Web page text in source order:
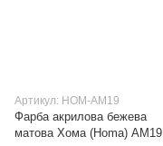
Артикул: HOM-AM19
Фарба акрилова бежева
матова Хома (Homa) АМ19